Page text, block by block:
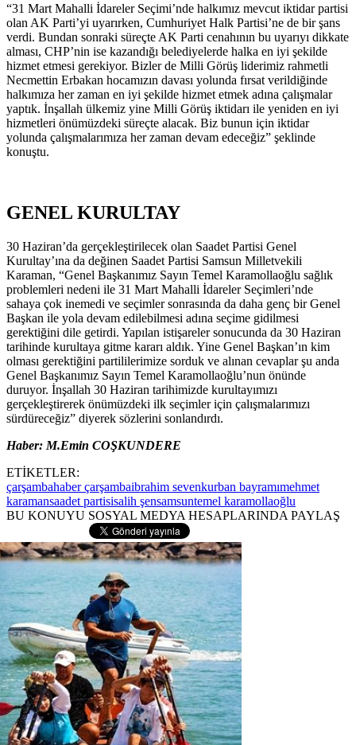
“31 Mart Mahalli İdareler Seçimi’nde halkımız mevcut iktidar partisi
olan AK Parti’yi uyarırken, Cumhuriyet Halk Partisi’ne de bir şans
verdi. Bundan sonraki süreçte AK Parti cenahının bu uyarıyı dikkate
alması, CHP’nin ise kazandığı belediyelerde halka en iyi şekilde
hizmet etmesi gerekiyor. Bizler de Milli Görüş liderimiz rahmetli
Necmettin Erbakan hocamızın davası yolunda fırsat verildiğinde
halkımıza her zaman en iyi şekilde hizmet etmek adına çalışmalar
yaptık. İnşallah ülkemiz yine Milli Görüş iktidarı ile yeniden en iyi
hizmetleri önümüzdeki süreçte alacak. Biz bunun için iktidar
yolunda çalışmalarımıza her zaman devam edeceğiz” şeklinde
konuştu.
GENEL KURULTAY
30 Haziran’da gerçekleştirilecek olan Saadet Partisi Genel
Kurultay’ına da değinen Saadet Partisi Samsun Milletvekili
Karaman, “Genel Başkanımız Sayın Temel Karamollaoğlu sağlık
problemleri nedeni ile 31 Mart Mahalli İdareler Seçimleri’nde
sahaya çok inemedi ve seçimler sonrasında da daha genç bir Genel
Başkan ile yola devam edilebilmesi adına seçime gidilmesi
gerektiğini dile getirdi. Yapılan istişareler sonucunda da 30 Haziran
tarihinde kurultaya gitme kararı aldık. Yine Genel Başkan’ın kim
olması gerektiğini partililerimize sorduk ve alınan cevaplar şu anda
Genel Başkanımız Sayın Temel Karamollaoğlu’nun önünde
duruyor. İnşallah 30 Haziran tarihimizde kurultayımızı
gerçekleştirerek önümüzdeki ilk seçimler için çalışmalarımızı
sürdüreceğiz” diyerek sözlerini sonlandırdı.
Haber: M.Emin COŞKUNDERE
ETİKETLER:
çarşambahaber çarşambaibrahim sevenkurban bayramımehmet
karamansaadet partisisalih şensamsuntemel karamollaoğlu
BU KONUYU SOSYAL MEDYA HESAPLARINDA PAYLAŞ